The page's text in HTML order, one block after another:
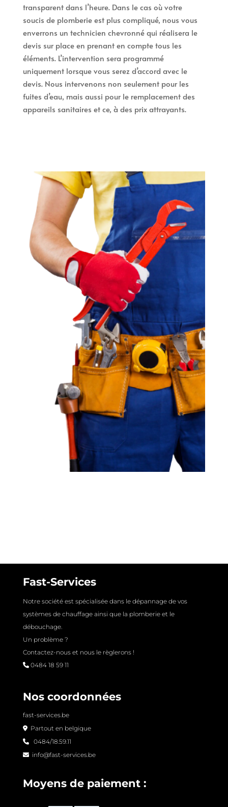
transparent dans l’heure. Dans le cas où votre
soucis de plomberie est plus compliqué, nous vous
enverrons un technicien chevronné qui réalisera le
devis sur place en prenant en compte tous les
éléments. L’intervention sera programmé
uniquement lorsque vous serez d’accord avec le
devis. Nous intervenons non seulement pour les
fuites d’eau, mais aussi pour le remplacement des
appareils sanitaires et ce, à des prix attrayants.
Fast-Services
Notre société est spécialisée dans le dépannage de vos
systèmes de chauffage ainsi que la plomberie et le
débouchage.
Un problème ?
Contactez-nous et nous le règlerons !
0484 18 59 11
Nos coordonnées
fast-services.be
Partout en belgique
0484/18.59.11
info@fast-services.be
Moyens de paiement :